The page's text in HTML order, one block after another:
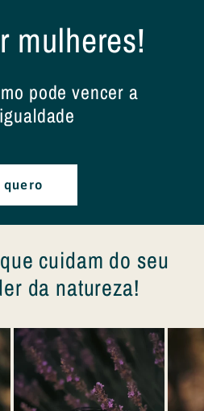
mulheres!
pode vencer a
quero
cuidam do seu
da natureza!